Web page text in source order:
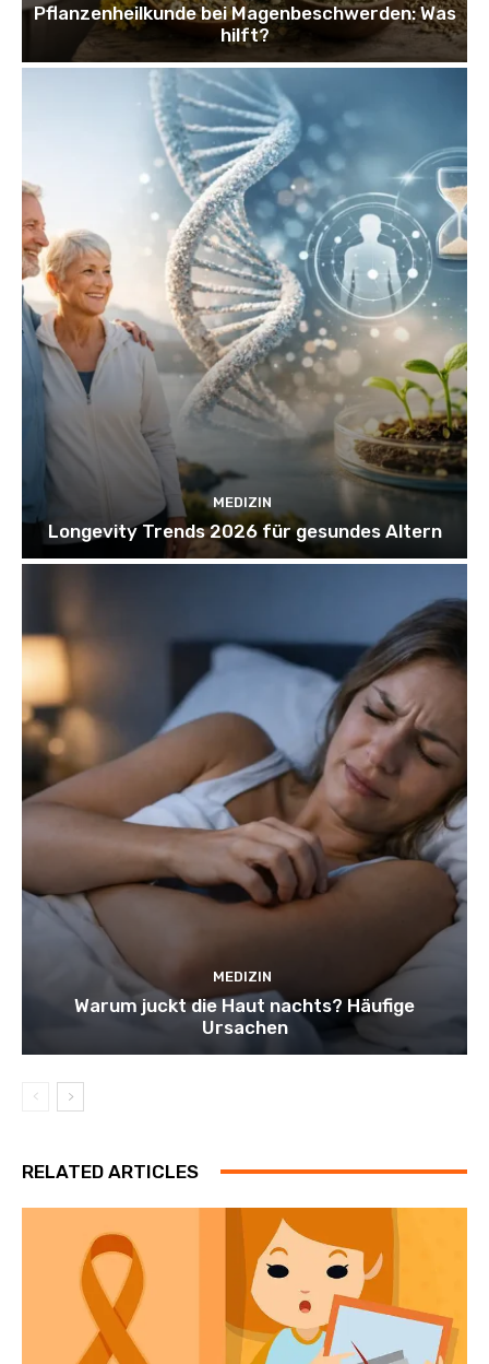
Pflanzenheilkunde bei Magenbeschwerden: Was
hilft?
MEDIZIN
Longevity Trends 2026 für gesundes Altern
MEDIZIN
Warum juckt die Haut nachts? Häufige
Ursachen
RELATED ARTICLES